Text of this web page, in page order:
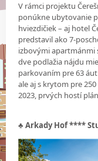
V rámci projektu
ponúkne ubytovanie
hviezdičiek – aj hotel
predstavil ako 7-
izbovými apartmánmi
dve podlažia nájdu
parkovaním pre 63
ale aj s krytom pre
2023, prvých hostí
♣Arkady Hof ****